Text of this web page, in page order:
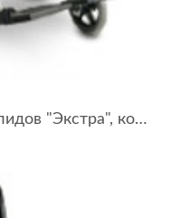
Кресло-коляска для инвалидов "Экстра", комнатная (ширина сидения 38-44 см)